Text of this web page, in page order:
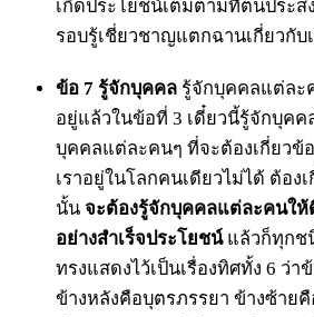
เกิดประโยชน์เต็มตามที่ตนประส
รอบรู้เชี่ยวชาญแตกฉานเกี่ยวกั
ข้อ 7 รู้จักบุคคล รู้จักบุคคลแต่ละ
อยู่แล้วในข้อที่ 3 เดี๋ยวนี้รู้จักบุค
บุคคลแต่ละคนๆ ที่จะต้องเกี่ยวข้
เราอยู่ในโลกคนเดียวไม่ได้ ต้อง
นั้น จะต้องรู้จักบุคคลแต่ละคนให้
อย่างสำเร็จประโยชน์แล้วก็ทุกช
ทรงแสดงไว้เป็นเรื่องทิศทั้ง 6 ว่
ข้างหลังคือบุตรภรรยา ข้างซ้าย